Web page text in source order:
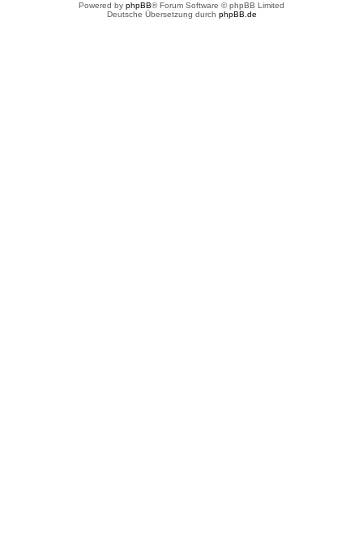
Powered by phpBB® Forum Software © phpBB Limited
Deutsche Übersetzung durch phpBB.de